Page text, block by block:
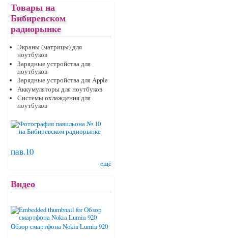
Товары на
Бибиревском
радиорынке
Экраны (матрицы) для
ноутбуков
Зарядные устройства для
ноутбуков
Зарядные устройства для Apple
Аккумуляторы для ноутбуков
Системы охлаждения для
ноутбуков
пав.10
ещё
Видео
Обзор смартфона Nokia Lumia 920